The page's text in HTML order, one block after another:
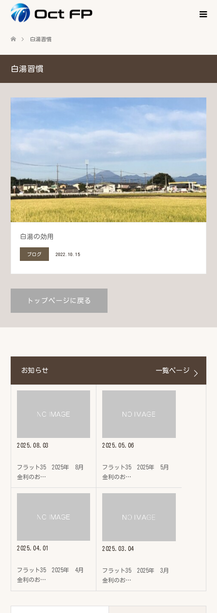
白湯習慣
白湯習慣
白湯の効用
ブログ 2022.10.15
トップページに戻る
お知らせ 一覧ページ
2025.08.03
フラット35 2025年 8月
金利のお…
2025.05.06
フラット35 2025年 5月
金利のお…
2025.04.01
フラット35 2025年 4月
金利のお…
2025.03.04
フラット35 2025年 3月
金利のお…